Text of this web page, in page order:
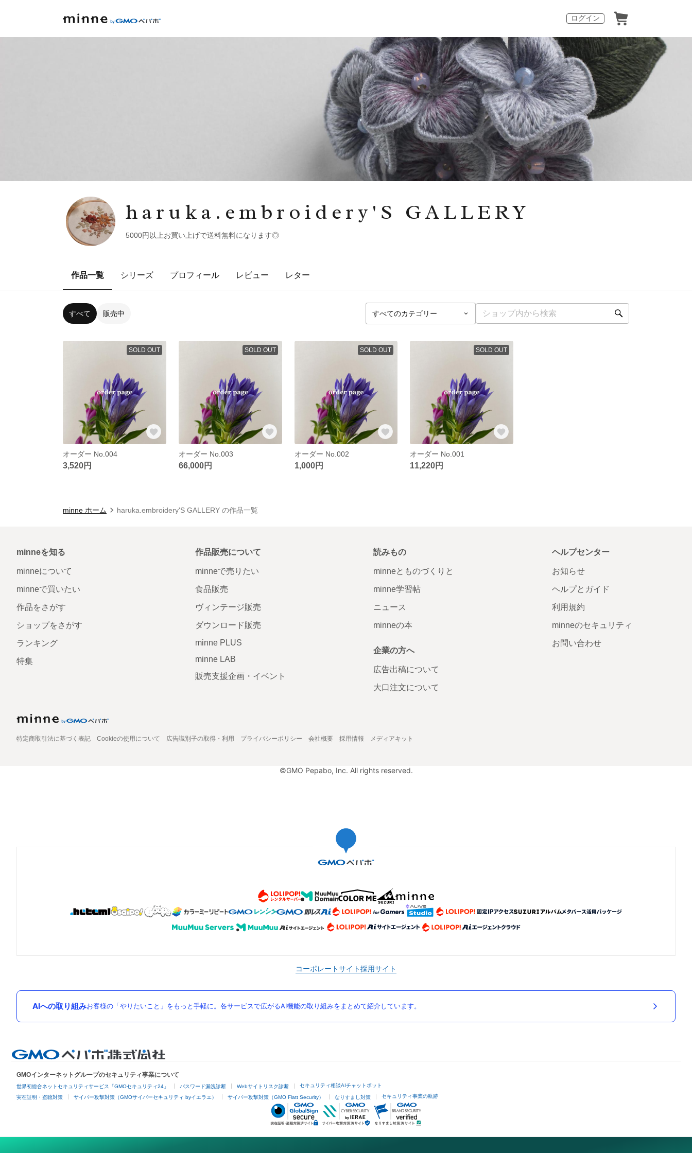
ログイン
haruka.embroidery'S GALLERY
5000円以上お買い上げで送料無料になります◎
作品一覧 シリーズ プロフィール レビュー レター
すべて 販売中
SOLD OUT
オーダー No.004
3,520円
SOLD OUT
オーダー No.003
66,000円
SOLD OUT
オーダー No.002
1,000円
SOLD OUT
オーダー No.001
11,220円
minne ホーム haruka.embroidery'S GALLERY の作品一覧
minneを知る
minneについて
minneで買いたい
作品をさがす
ショップをさがす
ランキング
特集
作品販売について
minneで売りたい
食品販売
ヴィンテージ販売
ダウンロード販売
minne PLUS
minne LAB
販売支援企画・イベント
読みもの
minneとものづくりと
minne学習帖
ニュース
minneの本
企業の方へ
広告出稿について
大口注文について
ヘルプセンター
お知らせ
ヘルプとガイド
利用規約
minneのセキュリティ
お問い合わせ
特定商取引法に基づく表記 Cookieの使用について 広告識別子の取得・利用 プライバシーポリシー 会社概要 採用情報 メディアキット
©GMO Pepabo, Inc. All rights reserved.
コーポレートサイト採用サイト
AIへの取り組みお客様の「やりたいこと」をもっと手軽に。各サービスで広がるAI機能の取り組みをまとめて紹介しています。
GMOインターネットグループのセキュリティ事業について
世界初総合ネットセキュリティサービス「GMOセキュリティ24」 パスワード漏洩診断 Webサイトリスク診断 セキュリティ相談AIチャットボット
実在証明・盗聴対策 サイバー攻撃対策（GMOサイバーセキュリティ byイエラエ） サイバー攻撃対策（GMO Flatt Security） なりすまし対策 セキュリティ事業の軌跡